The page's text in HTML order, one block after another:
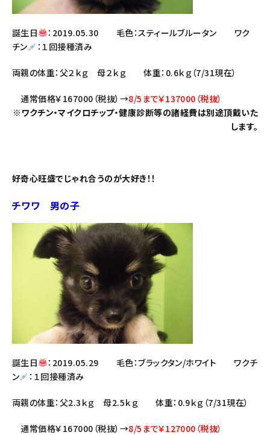
誕生日
：2019.05.30 毛色：スティールブルータン ワク
チン
：１回接種済み
両親の体重：父２ｋｇ 母２ｋｇ 体重：0.6ｋｇ（7/31現在）
通常価格￥167000（税抜）→8/5まで￥137000（税抜）
※ワクチン・マイクロチップ・健康診断等の諸経費は別途頂戴いた
します。
好奇心旺盛でじゃれ合うのが大好き！！
チワワ 男の子
誕生日
：2019.05.29 毛色：ブラックタン/ホワイト ワクチ
ン
：１回接種済み
両親の体重：父2.3ｋｇ 母2.5ｋｇ 体重：0.9ｋｇ（7/31現在）
通常価格￥167000（税抜）→8/5まで￥127000（税抜）